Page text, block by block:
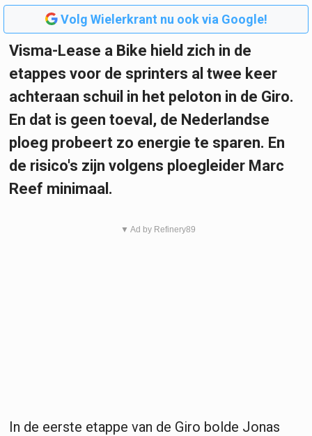
Volg Wielerkrant nu ook via Google!
Visma-Lease a Bike hield zich in de
etappes voor de sprinters al twee keer
achteraan schuil in het peloton in de Giro.
En dat is geen toeval, de Nederlandse
ploeg probeert zo energie te sparen. En
de risico's zijn volgens ploegleider Marc
Reef minimaal.
▼ Ad by Refinery89
In de eerste etappe van de Giro bolde Jonas